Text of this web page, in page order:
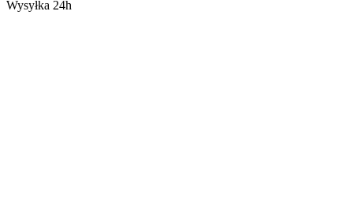
Wysyłka 24h